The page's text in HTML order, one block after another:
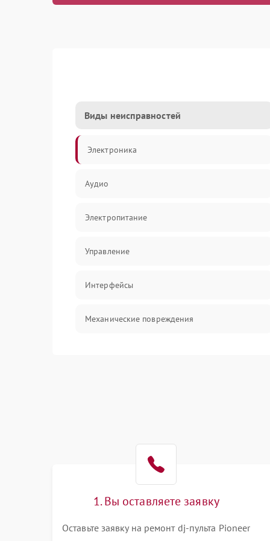
Виды неисправностей
Электроника
Аудио
Электропитание
Управление
Интерфейсы
Механические повреждения
1. Вы оставляете заявку
Оставьте заявку на ремонт dj-пульта Pioneer